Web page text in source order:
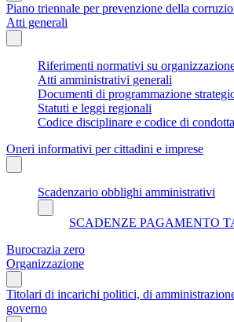
Piano triennale per prevenzione della
Atti generali
Riferimenti normativi su
Atti amministrativi generali
Documenti di programmazione
Statuti e leggi regionali
Codice disciplinare e codice di condotta
Oneri informativi per cittadini e imprese
Scadenzario obblighi amministrativi
SCADENZE PAGAMENTO
Burocrazia zero
Organizzazione
Titolari di incarichi politici, di
governo